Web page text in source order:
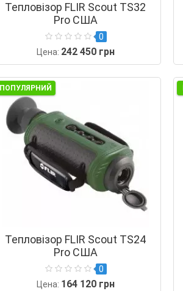
Тепловізор FLIR Scout TS32
Pro США
0
Цена: 242 450 грн
ПОПУЛЯРНИЙ
Тепловізор FLIR Scout TS24
Pro США
0
Цена: 164 120 грн